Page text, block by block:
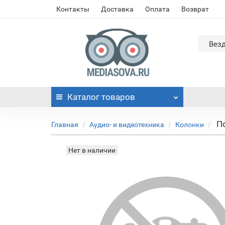
Контакты Доставка Оплата Возврат
Каталог товаров
Главная Аудио- и видеотехника Колонки
Нет в наличии